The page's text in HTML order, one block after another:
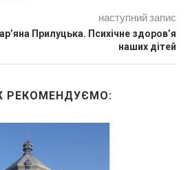
наступний запис
Прилуцька. Психічне здоров’я
наших дітей
РЕКОМЕНДУЄМО: